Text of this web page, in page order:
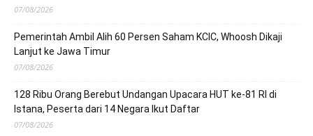
07/08/2026
Pemerintah Ambil Alih 60 Persen Saham KCIC, Whoosh Dikaji
Lanjut ke Jawa Timur
07/08/2026
128 Ribu Orang Berebut Undangan Upacara HUT ke-81 RI di
Istana, Peserta dari 14 Negara Ikut Daftar
07/08/2026